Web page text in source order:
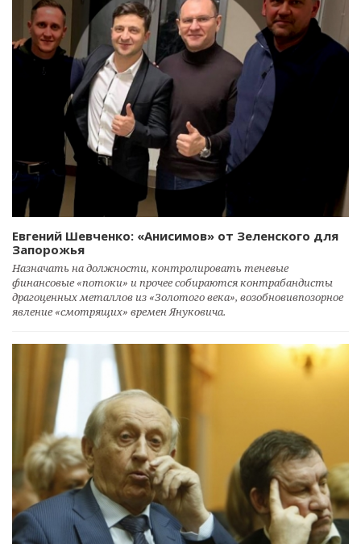
Евгений Шевченко: «Анисимов» от Зеленского для
Запорожья
Назначать на должности, контролировать теневые
финансовые «потоки» и прочее собираются контрабандисты
драгоценных металлов из «Золотого века», возобновивпозорное
явление «смотрящих» времен Януковича.